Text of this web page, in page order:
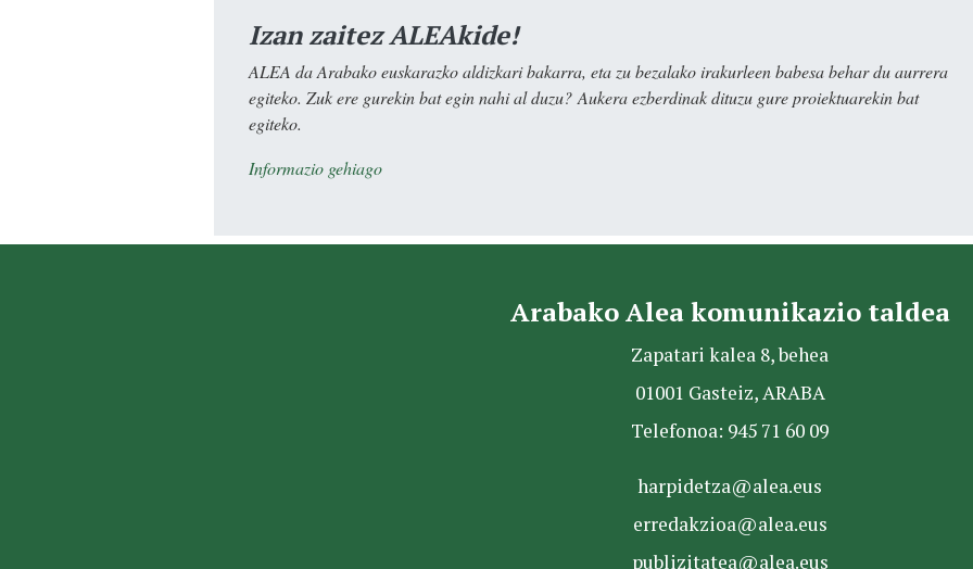
Izan zaitez ALEAkide!
ALEA da Arabako euskarazko aldizkari bakarra, eta zu bezalako irakurleen babesa behar du aurrera
egiteko. Zuk ere gurekin bat egin nahi al duzu? Aukera ezberdinak dituzu gure proiektuarekin bat
egiteko.
Informazio gehiago
Arabako Alea komunikazio taldea
Zapatari kalea 8, behea
01001 Gasteiz, ARABA
Telefonoa: 945 71 60 09
harpidetza@alea.eus
erredakzioa@alea.eus
publizitatea@alea.eus